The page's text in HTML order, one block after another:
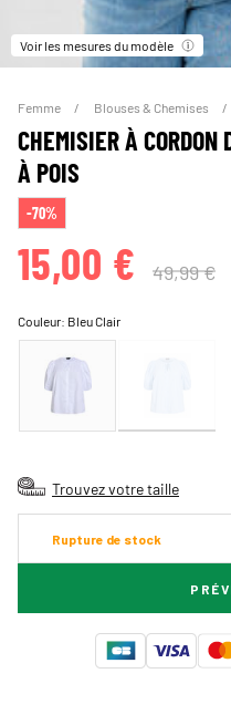
Voir les mesures du modèle
Femme Blouses & Chemises
CHEMISIER À
À POIS
-70%
15,00 € 49,99 €
Couleur: Bleu Clair
Trouvez votre taille
Rupture de stock